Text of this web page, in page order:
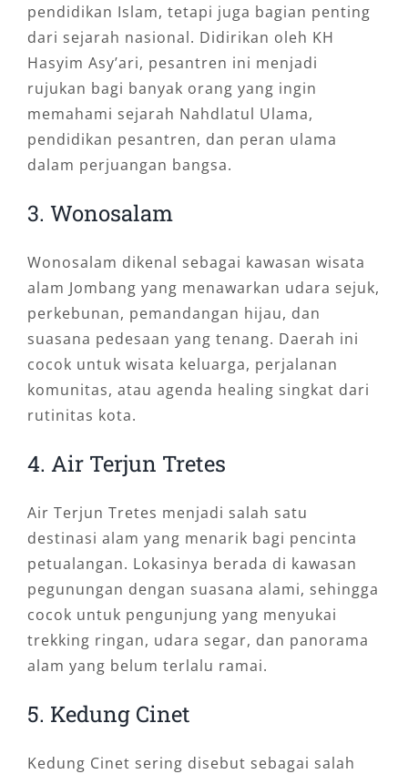
pendidikan Islam, tetapi juga bagian penting
dari sejarah nasional. Didirikan oleh KH
Hasyim Asy’ari, pesantren ini menjadi
rujukan bagi banyak orang yang ingin
memahami sejarah Nahdlatul Ulama,
pendidikan pesantren, dan peran ulama
dalam perjuangan bangsa.
3. Wonosalam
Wonosalam dikenal sebagai kawasan wisata
alam Jombang yang menawarkan udara sejuk,
perkebunan, pemandangan hijau, dan
suasana pedesaan yang tenang. Daerah ini
cocok untuk wisata keluarga, perjalanan
komunitas, atau agenda healing singkat dari
rutinitas kota.
4. Air Terjun Tretes
Air Terjun Tretes menjadi salah satu
destinasi alam yang menarik bagi pencinta
petualangan. Lokasinya berada di kawasan
pegunungan dengan suasana alami, sehingga
cocok untuk pengunjung yang menyukai
trekking ringan, udara segar, dan panorama
alam yang belum terlalu ramai.
5. Kedung Cinet
Kedung Cinet sering disebut sebagai salah